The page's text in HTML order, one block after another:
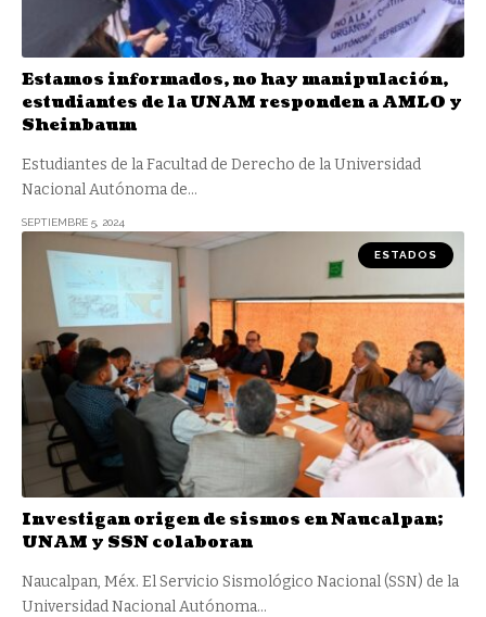
Estamos informados, no hay manipulación,
estudiantes de la UNAM responden a AMLO y
Sheinbaum
Estudiantes de la Facultad de Derecho de la Universidad
Nacional Autónoma de…
SEPTIEMBRE 5, 2024
ESTADOS
Investigan origen de sismos en Naucalpan;
UNAM y SSN colaboran
Naucalpan, Méx. El Servicio Sismológico Nacional (SSN) de la
Universidad Nacional Autónoma…